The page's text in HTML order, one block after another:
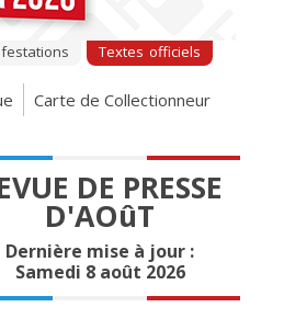
Textes officiels
Carte de Collectionneur
DE PRESSE
D'AOûT
Dernière mise à jour :
Samedi 8 août 2026